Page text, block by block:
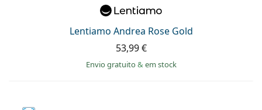
Lentiamo Andrea Rose Gold
53,99 €
Envio gratuito& em stock